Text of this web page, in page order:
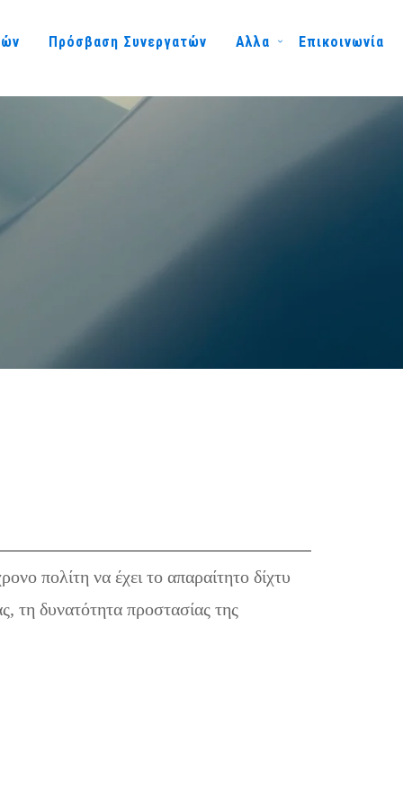
Πρόσβαση Συνεργατών Αλλα Επικοινωνία
πολίτη να έχει τo απαραίτητο δίχτυ
τη δυνατότητα προστασίας της